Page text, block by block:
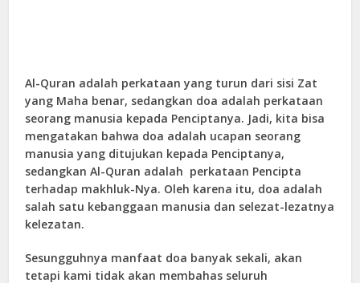
Al-Quran adalah perkataan yang turun dari sisi Zat
yang Maha benar, sedangkan doa adalah perkataan
seorang manusia kepada Penciptanya. Jadi, kita bisa
mengatakan bahwa doa adalah ucapan seorang
manusia yang ditujukan kepada Penciptanya,
sedangkan Al-Quran adalah perkataan Pencipta
terhadap makhluk-Nya. Oleh karena itu, doa adalah
salah satu kebanggaan manusia dan selezat-lezatnya
kelezatan.
Sesungguhnya manfaat doa banyak sekali, akan
tetapi kami tidak akan membahas seluruh